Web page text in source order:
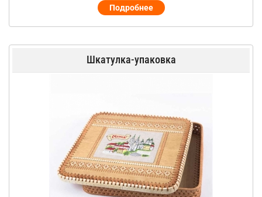
Подробнее
Шкатулка-упаковка